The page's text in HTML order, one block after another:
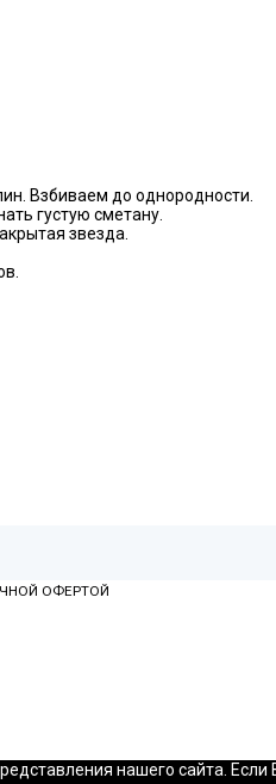
Взбиваем до однородности.
густую сметану.
звезда.
ОФЕРТОЙ
нашего сайта.